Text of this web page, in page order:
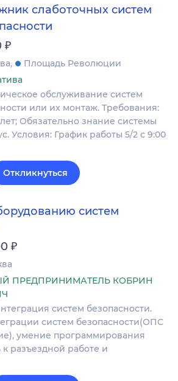
слаботочных систем
₽
Площадь Революции
обслуживание систем
или их монтаж. Требования:
Обязательно знание системы
Условия: График работы 5/2 с 9:00
Откликнуться
систем
₽
ПРЕДПРИНИМАТЕЛЬ КОБРИН
систем безопасности.
систем безопасности(ОПС
умение программирования
к разъездной работе и